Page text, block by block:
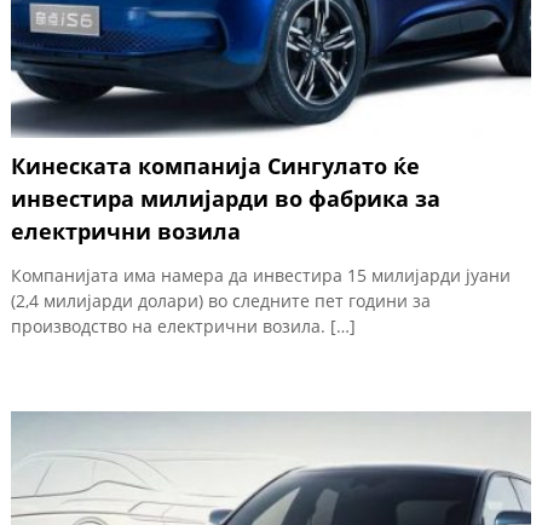
Кинеската компанија Сингулато ќе
инвестира милијарди во фабрика за
електрични возила
Компанијата има намера да инвестира 15 милијарди јуани
(2,4 милијарди долари) во следните пет години за
производство на електрични возила. […]